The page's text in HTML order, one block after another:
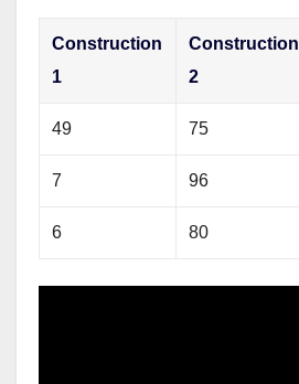
Construction
1
Construction
2
49 75
7 96
6 80